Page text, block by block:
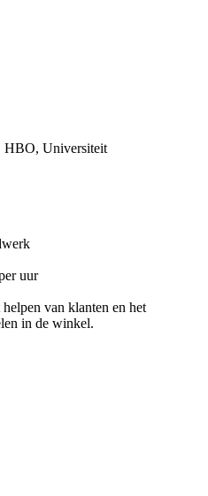
HBO, Universiteit
uur
van klanten en het
in de winkel.